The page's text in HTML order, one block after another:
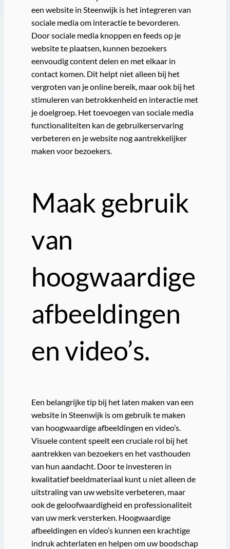
een website in Steenwijk is het integreren van
sociale media om interactie te bevorderen.
Door sociale media knoppen en feeds op je
website te plaatsen, kunnen bezoekers
eenvoudig content delen en met elkaar in
contact komen. Dit helpt niet alleen bij het
vergroten van je online bereik, maar ook bij het
stimuleren van betrokkenheid en interactie met
je doelgroep. Het toevoegen van sociale media
functionaliteiten kan de gebruikerservaring
verbeteren en je website nog aantrekkelijker
maken voor bezoekers.
Maak gebruik
van
hoogwaardige
afbeeldingen
en video’s.
Een belangrijke tip bij het laten maken van een
website in Steenwijk is om gebruik te maken
van hoogwaardige afbeeldingen en video’s.
Visuele content speelt een cruciale rol bij het
aantrekken van bezoekers en het vasthouden
van hun aandacht. Door te investeren in
kwalitatief beeldmateriaal kunt u niet alleen de
uitstraling van uw website verbeteren, maar
ook de geloofwaardigheid en professionaliteit
van uw merk versterken. Hoogwaardige
afbeeldingen en video’s kunnen een krachtige
indruk achterlaten en helpen om uw boodschap